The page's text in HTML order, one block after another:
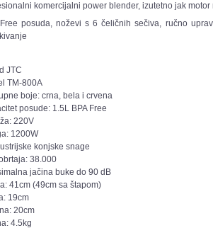
komercijalni power blender, izutetno jak
Free posuda,noževi s 6 čeličnih sečiva, ručno
JTC
TM-800A
boje: crna, bela i crvena
posude: 1.5L BPA Free
220V
1200W
konjske snage
38.000
jačina buke do 90 dB
41cm (49cm sa štapom)
19cm
20cm
4.5kg